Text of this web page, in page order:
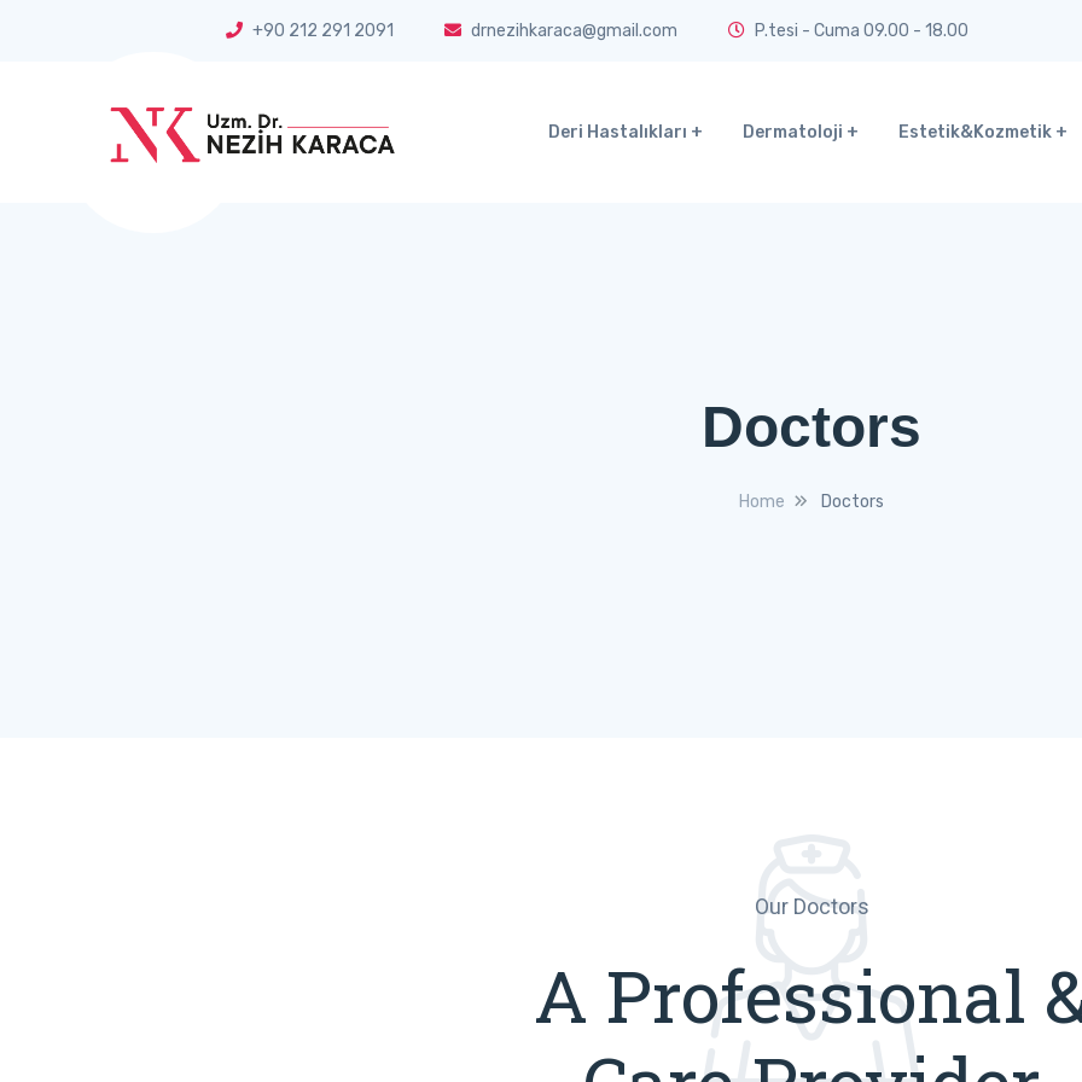
+90 212 291 2091 drnezihkaraca@gmail.com P.tesi - Cuma 09.00 - 18.00
Deri Hastalıkları Dermatoloji Estetik&Kozmetik
Doctors
Home Doctors
Our Doctors
A Professional